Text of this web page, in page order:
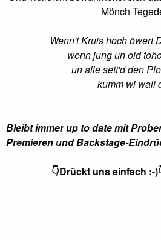
Mönch
Wenn't Kruis hoch öwert
wenn jung un old
un alle sett'd den
kumm wi wall
Bleibt immer up to date mit
Premierenund Backstage-
👇Drückt uns einfach :-